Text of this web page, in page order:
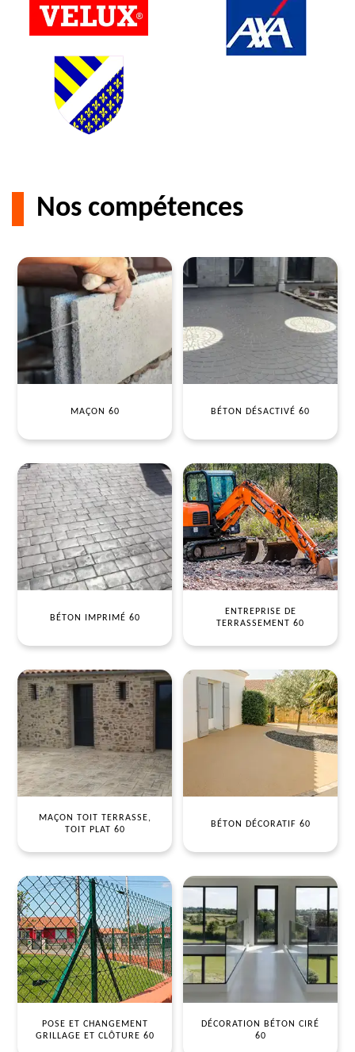
Nos compétences
MAÇON 60 BÉTON DÉSACTIVÉ 60
BÉTON IMPRIMÉ 60
ENTREPRISE DE
TERRASSEMENT 60
MAÇON TOIT TERRASSE,
TOIT PLAT 60
BÉTON DÉCORATIF 60
POSE ET CHANGEMENT
GRILLAGE ET CLÔTURE 60
DÉCORATION BÉTON CIRÉ
60